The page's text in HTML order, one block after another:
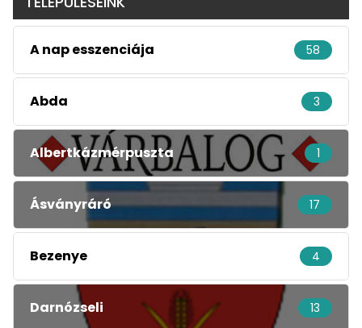
A nap esszenciája 58
Abda 3
Albertkázmérpuszta 1
Ásványráró 17
Bezenye 4
Darnózseli 13